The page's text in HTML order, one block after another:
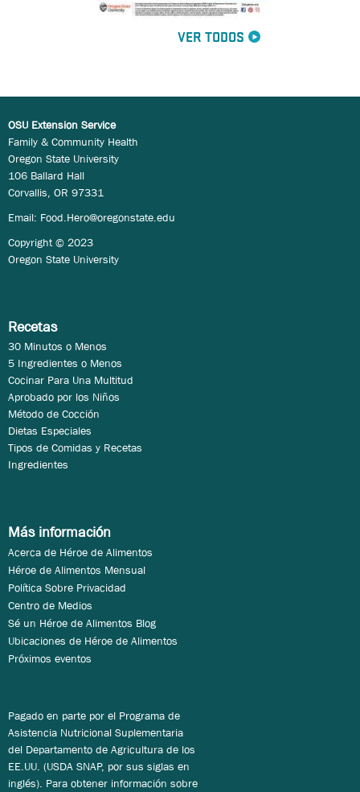
VER TODOS
OSU Extension Service
Family & Community Health
Oregon State University
106 Ballard Hall
Corvallis, OR 97331
Email: Food.Hero@oregonstate.edu
Copyright © 2023
Oregon State University
Recetas
30 Minutos o Menos
5 Ingredientes o Menos
Cocinar Para Una Multitud
Aprobado por los Niños
Método de Cocción
Dietas Especiales
Tipos de Comidas y Recetas
Ingredientes
Más información
Acerca de Héroe de Alimentos
Héroe de Alimentos Mensual
Política Sobre Privacidad
Centro de Medios
Sé un Héroe de Alimentos Blog
Ubicaciones de Héroe de Alimentos
Próximos eventos
Pagado en parte por el Programa de
Asistencia Nutricional Suplementaria
del Departamento de Agricultura de los
EE.UU. (USDA SNAP, por sus siglas en
inglés). Para obtener información sobre